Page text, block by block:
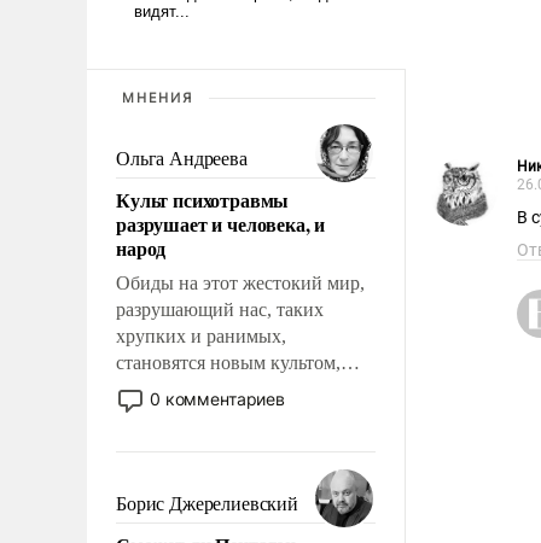
МНЕНИЯ
Ольга Андреева
Культ психотравмы
разрушает и человека, и
народ
Обиды на этот жестокий мир,
разрушающий нас, таких
хрупких и ранимых,
становятся новым культом,
постепенно вытесняя и
отменяя традиционное
мужественным и твердым под
ударами судьбы, брать на себя
ответственность, помогать
0 комментариев
Борис Джерелиевский
В